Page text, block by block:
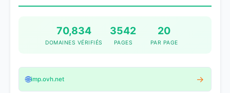
70,834
DOMAINES VÉRIFIÉS
3542
PAGES
20
PAR PAGE
🌐imp.ovh.net →